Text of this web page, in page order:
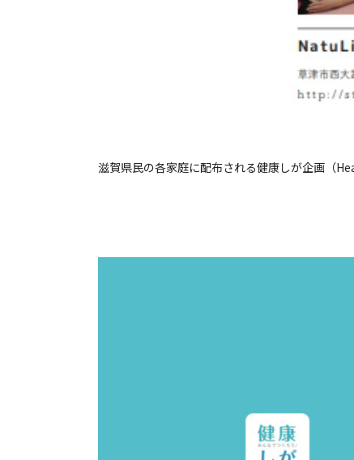
滋賀県民の各家庭に配布される健康しが企画（